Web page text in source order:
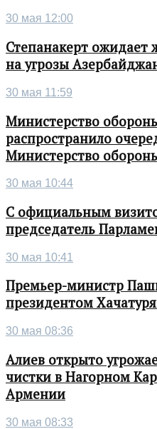
30 мая 12:00
Степанакерт ожидает
на угрозы
30 мая 11:59
Министерство
распространило
Министерство
30 мая 10:44
С официальным
председатель
30 мая 10:41
Премьер-министр
президентом
30 мая 08:36
Алиев открыто
чистки в Нагорном
Армении
30 мая 08:33